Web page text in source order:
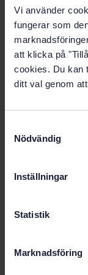
Vi använder
fungerar som
att klicka på
cookies. Du kan
ditt val genom
Nödvändig
Inställningar
Statistik
Marknadsföring
SVENSK
Glasfasader -
PDF
Framtagen av: